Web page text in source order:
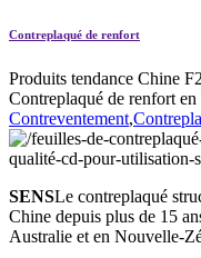
Contreplaqué de renfort
Produits tendance Chine
Contreplaqué de renfort en
Contreventement,
SENSLe contreplaqué
Chine depuis plus de 15
Australie et en Nouvelle-